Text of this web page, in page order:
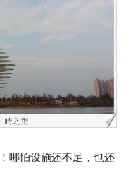
哪怕设施还不足，也还